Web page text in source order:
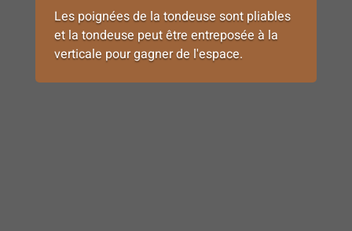
Les poignées de la tondeuse sont pliables
et la tondeuse peut être entreposée à la
verticale pour gagner de l'espace.